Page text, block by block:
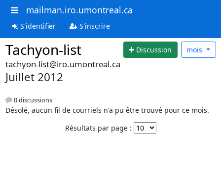
mailman.iro.umontreal.ca
S'identifier S'inscrire
Tachyon-list Discussion mois
tachyon-list@iro.umontreal.ca
Juillet 2012
0 discussions
Désolé, aucun fil de courriels n'a pu être trouvé pour ce mois.
Résultats par page :